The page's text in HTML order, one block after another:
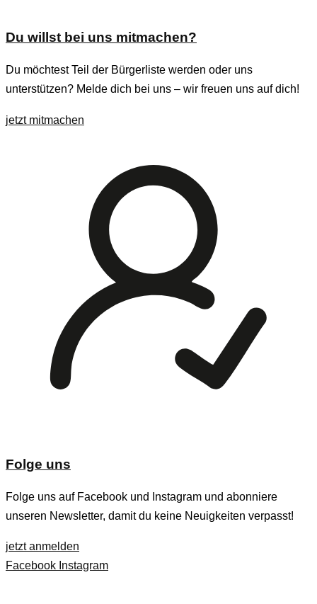
Du willst bei uns mitmachen?
Du möchtest Teil der Bürgerliste werden oder uns
unterstützen? Melde dich bei uns – wir freuen uns auf dich!
jetzt mitmachen
Folge uns
Folge uns auf Facebook und Instagram und abonniere
unseren Newsletter, damit du keine Neuigkeiten verpasst!
jetzt anmelden
Facebook Instagram